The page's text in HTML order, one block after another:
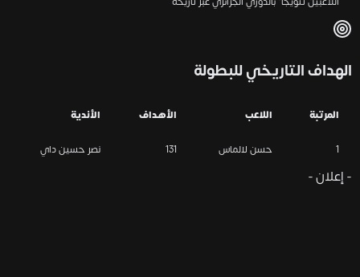
الهداف التاريخي للبطولة
المرتبة اللاعب الأهداف الأندية
1 حسن لالماس 131 نصر حسين داي
- إعلان -